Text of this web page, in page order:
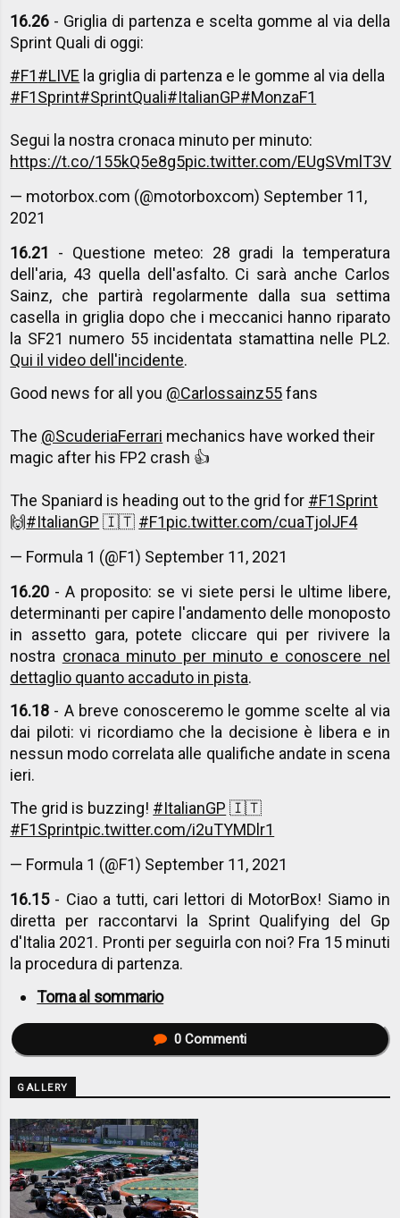
16.26 - Griglia di partenza e scelta gomme al via della
Sprint Quali di oggi:
#F1#LIVE la griglia di partenza e le gomme al via della
#F1Sprint#SprintQuali#ItalianGP#MonzaF1
Segui la nostra cronaca minuto per minuto:
https://t.co/155kQ5e8g5pic.twitter.com/EUgSVmlT3V
— motorbox.com (@motorboxcom) September 11,
2021
16.21
- Questione meteo: 28 gradi la temperatura
dell'aria, 43 quella dell'asfalto. Ci sarà anche Carlos
Sainz, che partirà regolarmente dalla sua settima
casella in griglia dopo che i meccanici hanno riparato
la SF21 numero 55 incidentata stamattina nelle PL2.
Qui il video dell'incidente.
Good news for all you @Carlossainz55fans
The @ScuderiaFerrari mechanics have worked their
magic after his FP2 crash 👍
The Spaniard is heading out to the grid for #F1Sprint
🙌#ItalianGP 🇮🇹 #F1pic.twitter.com/cuaTjolJF4
— Formula 1 (@F1) September 11, 2021
16.20 - A proposito: se vi siete persi le ultime libere,
determinanti per capire l'andamento delle monoposto
in assetto gara, potete cliccare qui per rivivere la
nostra cronaca minuto per minuto e conoscere nel
dettaglio quanto accaduto in pista.
16.18 - A breve conosceremo le gomme scelte al via
dai piloti: vi ricordiamo che la decisione è libera e in
nessun modo correlata alle qualifiche andate in scena
ieri.
The grid is buzzing! #ItalianGP 🇮🇹
#F1Sprintpic.twitter.com/i2uTYMDlr1
— Formula 1 (@F1) September 11, 2021
16.15 - Ciao a tutti, cari lettori di MotorBox! Siamo in
diretta per raccontarvi la Sprint Qualifying del Gp
d'Italia 2021. Pronti per seguirla con noi? Fra 15 minuti
la procedura di partenza.
Torna al sommario
0Commenti
GALLERY